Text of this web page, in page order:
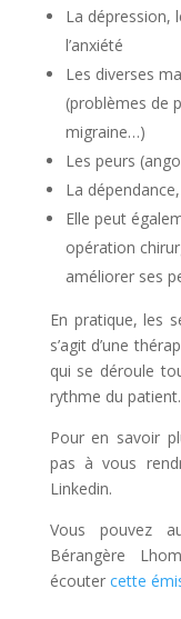
La dépression,
l’anxiété
Les diverses
(problèmes de
migraine…)
Les peurs
La
Elle peut
opération
améliorer ses
En pratique, les
s’agit d’une
qui se déroule
rythme du patient.
Pour en savoir
pas à vous
Linkedin.
Vous pouvez
Bérangère
écouter cette